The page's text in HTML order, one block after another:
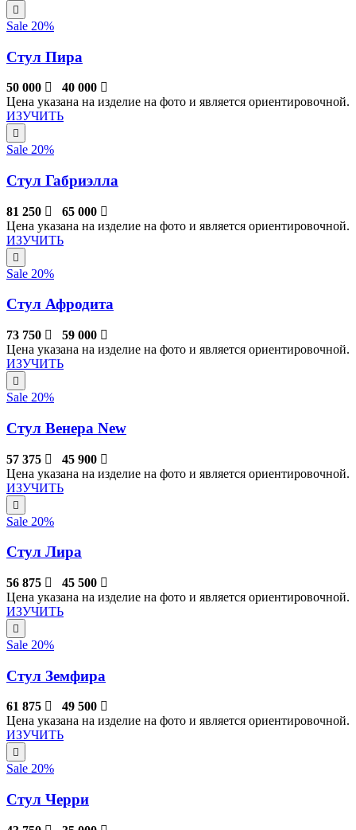
Sale 20%
Стул Пира
50 000
40 000
Цена указана на изделие на фото и является ориентировочной.
ИЗУЧИТЬ
Sale 20%
Стул Габриэлла
81 250
65 000
Цена указана на изделие на фото и является ориентировочной.
ИЗУЧИТЬ
Sale 20%
Стул Афродита
73 750
59 000
Цена указана на изделие на фото и является ориентировочной.
ИЗУЧИТЬ
Sale 20%
Стул Венера New
57 375
45 900
Цена указана на изделие на фото и является ориентировочной.
ИЗУЧИТЬ
Sale 20%
Стул Лира
56 875
45 500
Цена указана на изделие на фото и является ориентировочной.
ИЗУЧИТЬ
Sale 20%
Стул Земфира
61 875
49 500
Цена указана на изделие на фото и является ориентировочной.
ИЗУЧИТЬ
Sale 20%
Стул Черри